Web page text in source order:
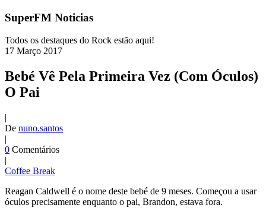
SuperFM Noticias
Todos os destaques do Rock estão aqui!
17 Março 2017
Bebé Vê Pela Primeira Vez (Com Óculos)
O Pai
|
De nuno.santos
|
0 Comentários
|
Coffee Break
Reagan Caldwell é o nome deste bebé de 9 meses. Começou a usar
óculos precisamente enquanto o pai, Brandon, estava fora.